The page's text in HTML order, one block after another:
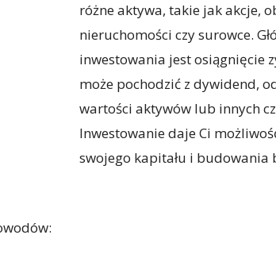
różne aktywa, takie jak akcje,
nieruchomości czy surowce.
inwestowania jest osiągnięcie
może pochodzić z dywidend,
wartości aktywów lub innych
Inwestowanie daje Ci
swojego kapitału i budowania